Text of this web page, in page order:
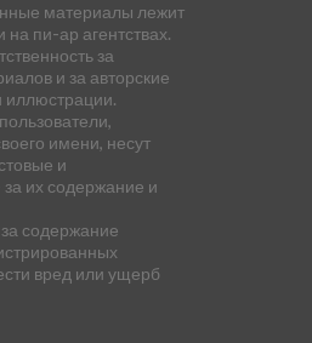
материалы лежит
на пи-ар агентствах.
за
и за авторские
иллюстрации.
имени, несут
и
их содержание и
за содержание
вред или ущерб